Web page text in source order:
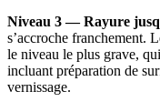
Niveau 3 — Rayure
s’accroche franchement.
le niveau le plus grave,
incluant préparation de
vernissage.